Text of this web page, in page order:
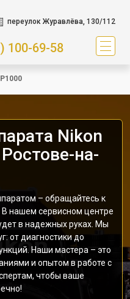
переулок Журавлёва, 130/112
100-69-58
Nikon
на-
– обращайтесь к
нашем сервисном центре
в надежных руках. Мы
от диагностики до
Наши мастера – это
и опытом в работе с
чтобы ваше